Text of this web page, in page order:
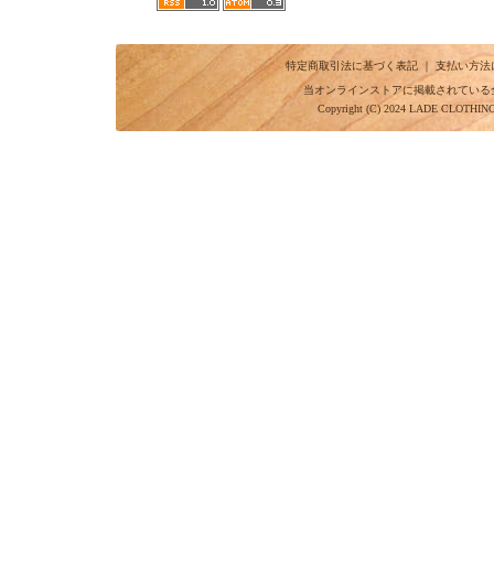
特定商取引法に基づく表記｜ 支払い方法
当オンラインストアに掲載されてい
Copyright (C) 2024 LADE